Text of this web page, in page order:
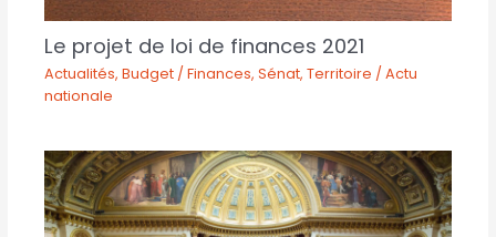
Le projet de loi de finances 2021
Actualités,Budget / Finances,Sénat,Territoire / Actu
nationale